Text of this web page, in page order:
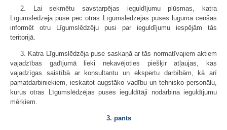
2. Lai sekmētu savstarpējas ieguldījumu plūsmas, katra
Līgumslēdzēja puse pēc otras Līgumslēdzējas puses lūguma cenšas
informēt otru Līgumslēdzēju pusi par ieguldījumu iespējām tās
teritorijā.
3. Katra Līgumslēdzēja puse saskaņā ar tās normatīvajiem aktiem
vajadzības gadījumā lieki nekavējoties piešķir atļaujas, kas
vajadzīgas saistībā ar konsultantu un ekspertu darbībām, kā arī
pamatdarbiniekiem, ieskaitot augstāko vadību un tehnisko personālu,
kurus otras Līgumslēdzējas puses ieguldītāji nodarbina ieguldījumu
mērķiem.
3. pants